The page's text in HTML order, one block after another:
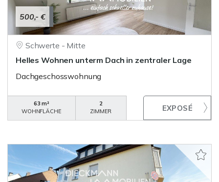
500,- €
Schwerte - Mitte
Helles Wohnen unterm Dach in zentraler Lage
Dachgeschosswohnung
63 m²
WOHNFLÄCHE
2
ZIMMER